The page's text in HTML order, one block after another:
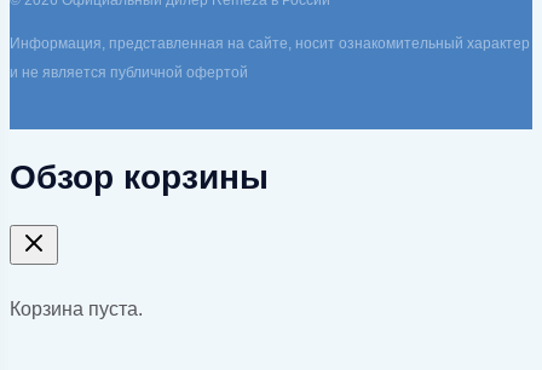
Информация, представленная на сайте, носит ознакомительный характер
и не является публичной офертой
Обзор корзины
Корзина пуста.